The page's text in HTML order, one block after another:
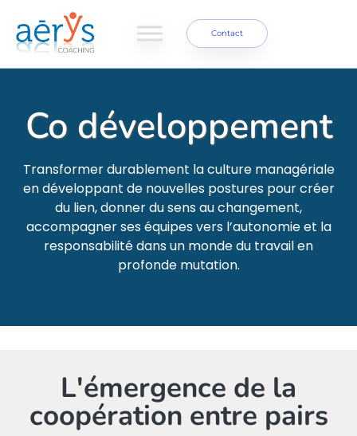
Contact
Co développement
Transformer durablement la culture managériale
en développant de nouvelles postures pour créer
du lien, donner du sens au changement,
accompagner ses équipes vers l’autonomie et la
responsabilité dans un monde du travail en
profonde mutation.
L'émergence de la
coopération entre pairs